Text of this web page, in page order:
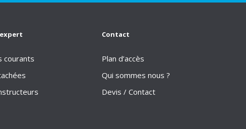
courants
Contact
Plan d’accès
Qui sommes nous ?
Devis / Contact